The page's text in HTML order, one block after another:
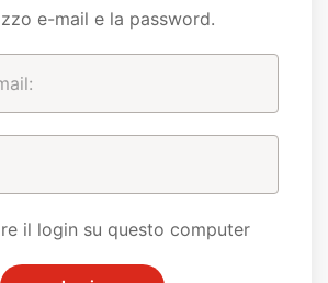
e-mail e la password.
il login su questo computer